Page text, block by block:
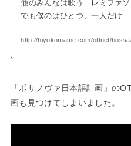
他のみんなは歌う レミファソ
でも僕のはひとつ、一人だけ
http://hiyokomame.com/ottnet/
「ボサノヴァ日本語計画」の
画も見つけてしまいました。